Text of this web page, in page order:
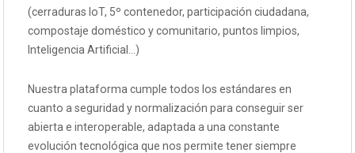
(cerraduras IoT, 5º contenedor, participación ciudadana,
compostaje doméstico y comunitario, puntos limpios,
Inteligencia Artificial…)
Nuestra plataforma cumple todos los estándares en
cuanto a seguridad y normalización para conseguir ser
abierta e interoperable, adaptada a una constante
evolución tecnológica que nos permite tener siempre